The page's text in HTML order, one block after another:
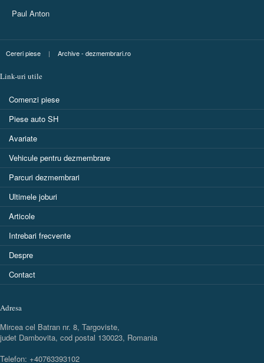
Paul Anton
Cereri piese | Archive - dezmembrari.ro
Link-uri utile
Comenzi piese
Piese auto SH
Avariate
Vehicule pentru dezmembrare
Parcuri dezmembrari
Ultimele joburi
Articole
Intrebari frecvente
Despre
Contact
Adresa
Mircea cel Batran nr. 8, Targoviste,
judet Dambovita, cod postal 130023, Romania
Telefon: +40763393102